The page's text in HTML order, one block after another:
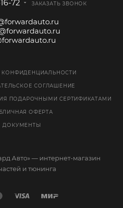
72 ЗАКАЗАТЬ ЗВОНОК
КОНФИДЕНЦИАЛЬНОСТИ
СОГЛАШЕНИЕ
ПОДАРОЧНЫМИ СЕРТИФИКАТАМИ
ОФЕРТА
ДОКУМЕНТЫ
Авто» — интернет-магазин
и тюнинга